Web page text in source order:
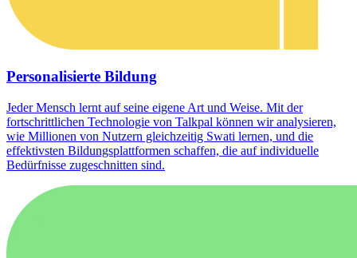
Personalisierte Bildung
Jeder Mensch lernt auf seine eigene Art und Weise. Mit der
fortschrittlichen Technologie von Talkpal können wir analysieren,
wie Millionen von Nutzern gleichzeitig Swati lernen, und die
effektivsten Bildungsplattformen schaffen, die auf individuelle
Bedürfnisse zugeschnitten sind.